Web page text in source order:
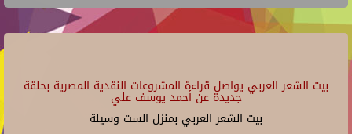
بيت الشعر العربي يواصل قراءة المشروعات النقدية المصرية بحلقة
جديدة عن أحمد يوسف علي
بيت الشعر العربي بمنزل الست وسيلة